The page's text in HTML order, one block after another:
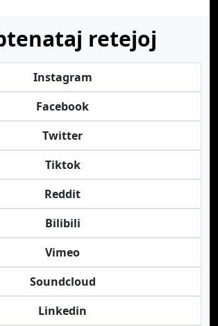
retejoj
Instagram
Facebook
Twitter
Tiktok
Reddit
Bilibili
Vimeo
Soundcloud
Linkedin